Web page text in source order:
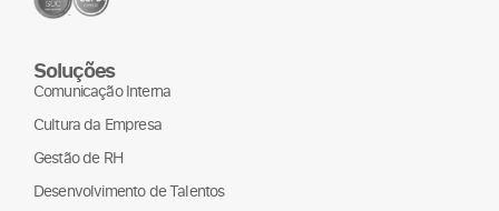
Soluções
Comunicação Interna
Cultura da Empresa
Gestão de RH
Desenvolvimento de Talentos